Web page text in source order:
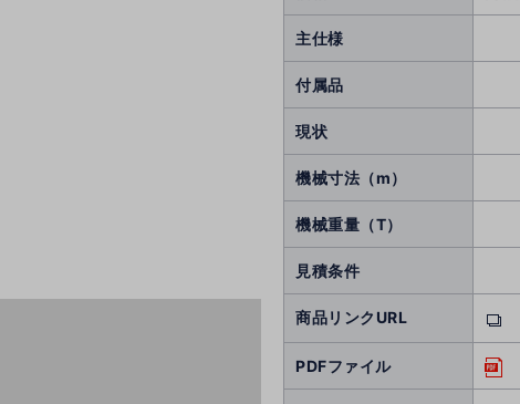
主仕様
付属品
現状
機械寸法（m）
機械重量（T）
見積条件
商品リンクURL
PDFファイル